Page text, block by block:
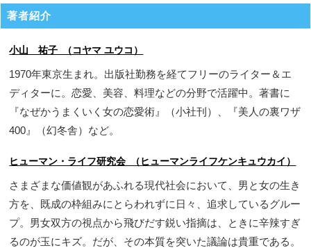
著者紹介
小山 祐子 （コヤマ ユウコ）
1970年東京生まれ。出版社勤務を経てフリーのライター＆エ
ディターに。恋愛、美容、料理などの分野で活躍中。著書に
『なぜかうまくいく女の恋愛術』（小社刊）、『美人の裏ワザ
400』（幻冬舎）など。
ヒューマン・ライフ研究会 （ヒューマンライフケンキュウカイ）
さまざまな価値観があふれる現代社会において、男と女の生き
方を、既成の枠組みにとらわれずに日々、追求しているグルー
プ。男女双方の視点から飛びだす鋭い指摘は、ときに辛辣すぎ
るのが玉にキズ。だが、その本質を突いた議論は貴重である。